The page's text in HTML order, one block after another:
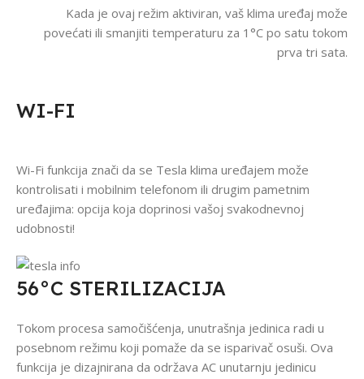
Kada je ovaj režim aktiviran, vaš klima uređaj može
povećati ili smanjiti temperaturu za 1°C po satu tokom
prva tri sata.
WI-FI
Wi-Fi funkcija znači da se Tesla klima uređajem može
kontrolisati i mobilnim telefonom ili drugim pametnim
uređajima: opcija koja doprinosi vašoj svakodnevnoj
udobnosti!
56°C STERILIZACIJA
Tokom procesa samočišćenja, unutrašnja jedinica radi u
posebnom režimu koji pomaže da se isparivač osuši. Ova
funkcija je dizajnirana da održava AC unutarnju jedinicu